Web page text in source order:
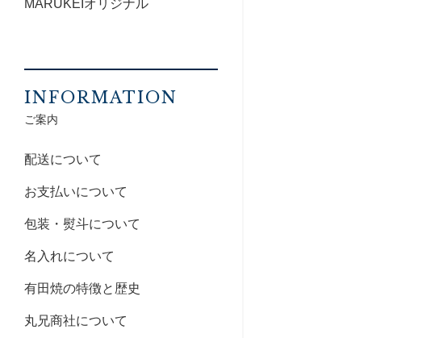
MARUKEIオリジナル
INFORMATION
ご案内
配送について
お支払いについて
包装・熨斗について
名入れについて
有田焼の特徴と歴史
丸兄商社について